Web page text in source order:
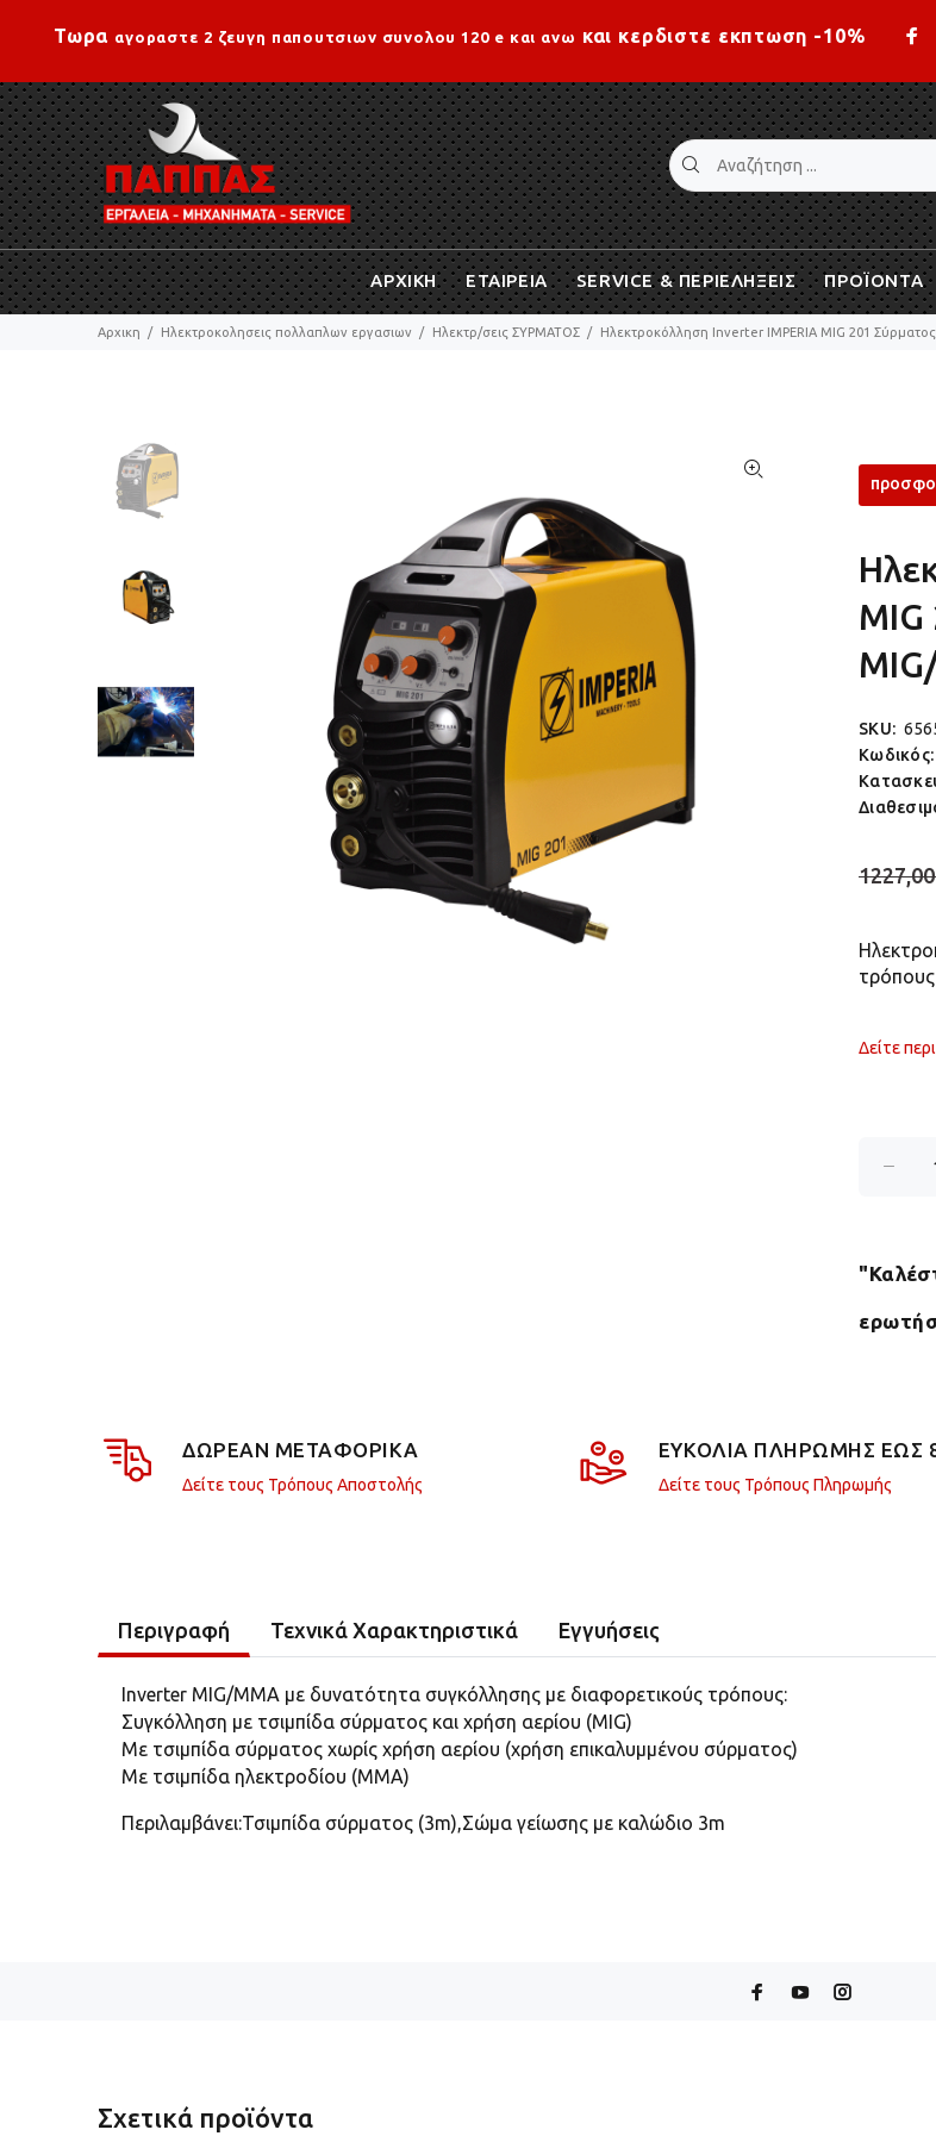
Τωρα αγοραστε 2 ζευγη παπουτσιων συνολου 120 e και ανω και κερδιστε εκπτωση -10%
ΑΡΧΙΚΗ ΕΤΑΙΡΕΙΑ SERVICE & ΠΕΡΙΕΛΗΞΕΙΣ ΠΡΟΪΟΝΤΑ
Αρχικη Hλεκτροκολησεις πολλαπλων εργασιων Ηλεκτρ/σεις ΣΥΡΜΑΤΟΣ Ηλεκτροκόλληση Inverter IMPERIA MIG 201
MIG
SKU:
Κωδικός:
τρόπους
Δείτε
ΔΩΡΕΑΝ ΜΕΤΑΦΟΡΙΚΑ
Δείτε τους Τρόπους Αποστολής
ΕΥΚΟΛΙΑ ΠΛΗΡΩΜΗΣ ΕΩΣ
Δείτε τους Τρόπους Πληρωμής
Περιγραφή Τεχνικά Χαρακτηριστικά Εγγυήσεις
Inverter MIG/MMA με δυνατότητα συγκόλλησης με διαφορετικούς τρόπους:
Συγκόλληση με τσιμπίδα σύρματος και χρήση αερίου (MIG)
Με τσιμπίδα σύρματος χωρίς χρήση αερίου (χρήση επικαλυμμένου σύρματος)
Με τσιμπίδα ηλεκτροδίου (MMA)
Περιλαμβάνει:Τσιμπίδα σύρματος (3m),Σώμα γείωσης με καλώδιο 3m
Σχετικά προϊόντα